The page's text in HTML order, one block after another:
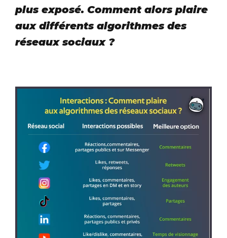
plus exposé. Comment alors plaire
aux différents algorithmes des
réseaux sociaux ?